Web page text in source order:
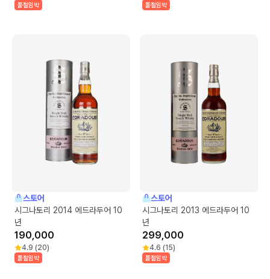
품절임박 품절임박
스토어
시그나토리 2014 에드라두어 10
년
190,000
4.9 (20)
품절임박
스토어
시그나토리 2013 에드라두어 10
년
299,000
4.6 (15)
품절임박